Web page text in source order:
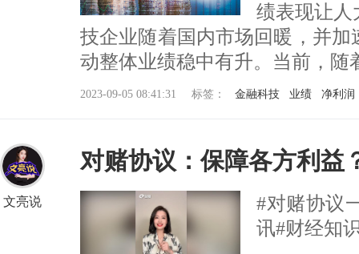
绩表现让人
技企业随着国内市场回暖，并
动整体业绩稳中有升。当前，随
2023-09-05 08:41:31 标签： 金融科技 业绩 净利润
文亮说
对赌协议：保障各方利益
​#对赌协议
讯#财经知